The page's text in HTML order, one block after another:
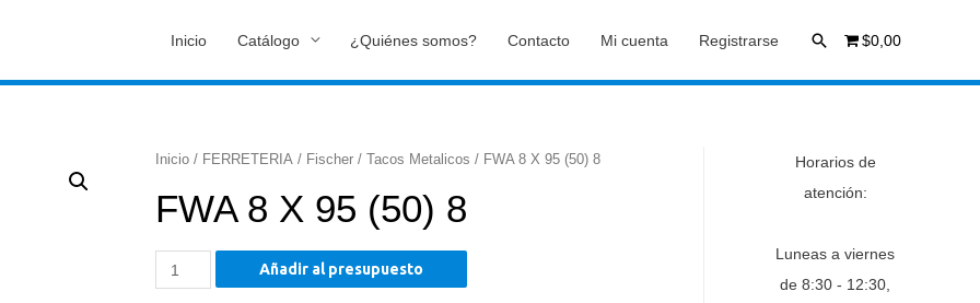
Inicio Catálogo ¿Quiénes somos? Contacto Mi cuenta Registrarse Buscar$0,00
Inicio/ FERRETERIA/ Fischer/ Tacos Metalicos / FWA 8 X 95 (50) 8
FWA 8 X 95 (50) 8
FWA
8
Añadir al presupuesto
Horarios de
atención:
Luneas a viernes
de 8:30 - 12:30,